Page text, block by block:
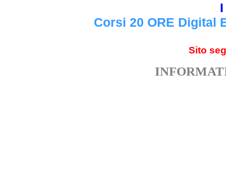
Corsi 20 ORE Digital
Sito